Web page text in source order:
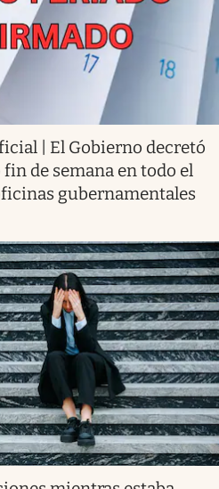
| El Gobierno decretó
de semana en todo el
gubernamentales